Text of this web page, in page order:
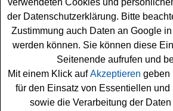
werden insgesamt 50 Krombacher
Produktpaketemit dem neuen Bier,
Gutschein. Mit etwas Glück können
Produktset gewinnen. Falls Sie bei
Gewinnspiel kostenlos mitmachen
nur kurz das kleine Formular
der Preisfrage herausfinden.
Glück? Auf jeden Fall sind die
verwendeten Cookies und
der Datenschutzerklärung. Bitte
Zustimmung auch Daten an Google
werden können. Sie können diese
Seitenende aufrufen und
Mit einem Klick aufAkzeptieren geben
für den Einsatz von Essentiellen
sowie die Verarbeitung der